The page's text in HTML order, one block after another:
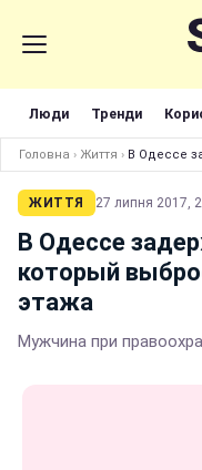
Люди Тренди
Головна › Життя › В Одессе
ЖИТТЯ 27 липня 2017,
В Одессе
который
этажа
Мужчина при